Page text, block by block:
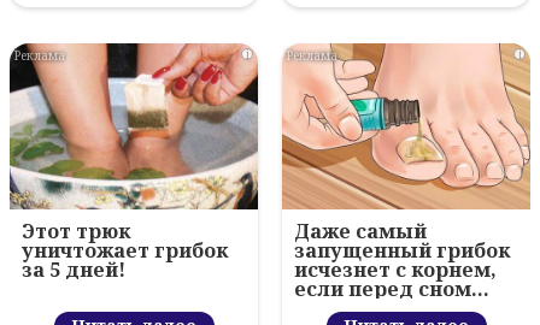
i
Этот трюк
уничтожает грибок
за 5 дней!
i
Даже самый
запущенный грибок
исчезнет с корнем,
если перед сном…